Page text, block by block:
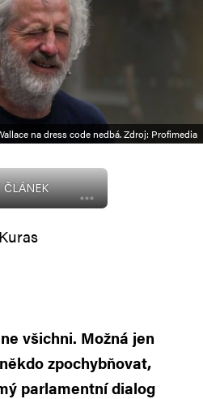
na dress code nedbá. Zdroj: Profimedia
ČLÁNEK
všichni. Možná jen
zpochybňovat,
parlamentní dialog